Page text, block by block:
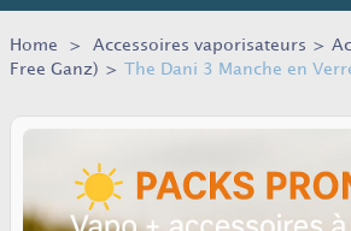
Home > Accessoires vaporisateurs >
Free Ganz) > The Dani 3 Manche en